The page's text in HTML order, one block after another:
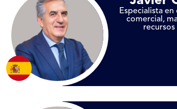
Especialista
comercial,
recursos